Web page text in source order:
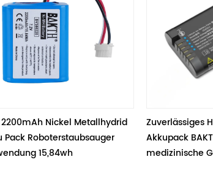
Nickel Metallhydrid
Zuverlässiges
Akkupack BAKTH-
medizinische Geräte